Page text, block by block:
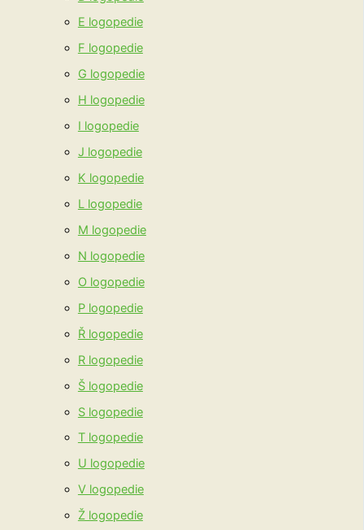
E logopedie
F logopedie
G logopedie
H logopedie
I logopedie
J logopedie
K logopedie
L logopedie
M logopedie
N logopedie
O logopedie
P logopedie
Ř logopedie
R logopedie
Š logopedie
S logopedie
T logopedie
U logopedie
V logopedie
Ž logopedie